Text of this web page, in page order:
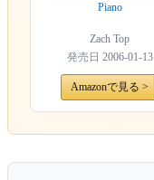
Piano
Zach Top
発売日 2006-01-13
Amazonで見る >